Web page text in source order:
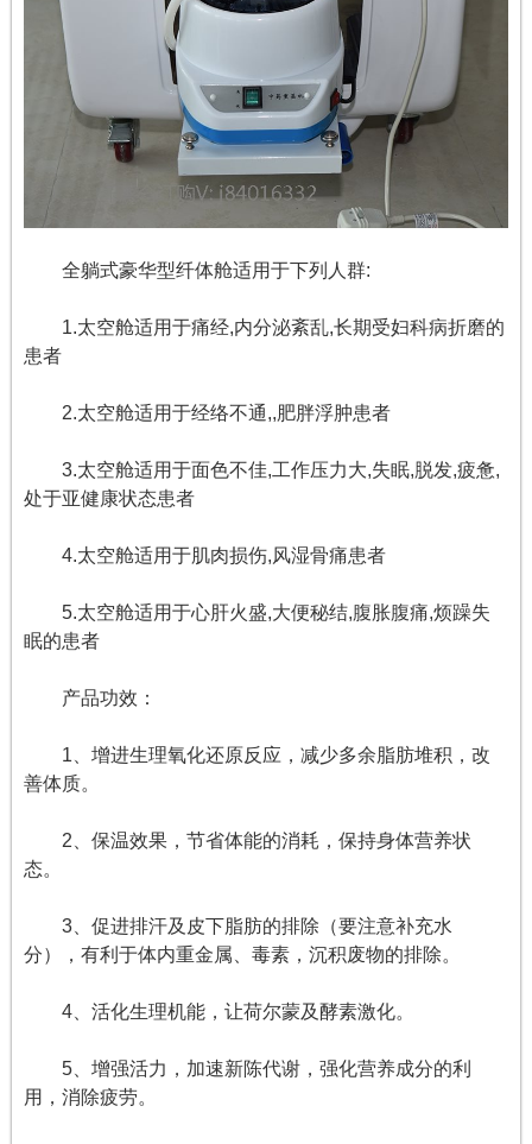
全躺式豪华型纤体舱适用于下列人群:
1.太空舱适用于痛经,内分泌紊乱,长期受妇科病折磨的
患者
2.太空舱适用于经络不通,,肥胖浮肿患者
3.太空舱适用于面色不佳,工作压力大,失眠,脱发,疲惫,
处于亚健康状态患者
4.太空舱适用于肌肉损伤,风湿骨痛患者
5.太空舱适用于心肝火盛,大便秘结,腹胀腹痛,烦躁失
眠的患者
产品功效：
1、增进生理氧化还原反应，减少多余脂肪堆积，改
善体质。
2、保温效果，节省体能的消耗，保持身体营养状
态。
3、促进排汗及皮下脂肪的排除（要注意补充水
分），有利于体内重金属、毒素，沉积废物的排除。
4、活化生理机能，让荷尔蒙及酵素激化。
5、增强活力，加速新陈代谢，强化营养成分的利
用，消除疲劳。